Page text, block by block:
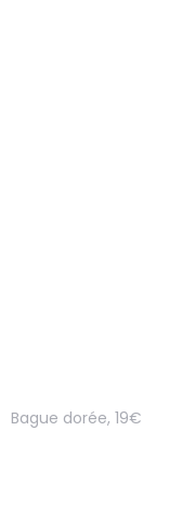
Bague dorée, 19€